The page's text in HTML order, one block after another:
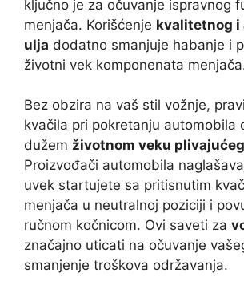
ključno je za očuvanje ispravnog
menjača. Korišćenje kvalitetnog i
ulja dodatno smanjuje habanje i
životni vek komponenata
Bez obzira na vaš stil vožnje,
kvačila pri pokretanju automobila
dužem životnom veku
Proizvođači automobila
uvek startujete sa pritisnutim
menjača u neutralnoj poziciji i
ručnom kočnicom. Ovi saveti za
značajno uticati na očuvanje
smanjenje troškova održavanja.